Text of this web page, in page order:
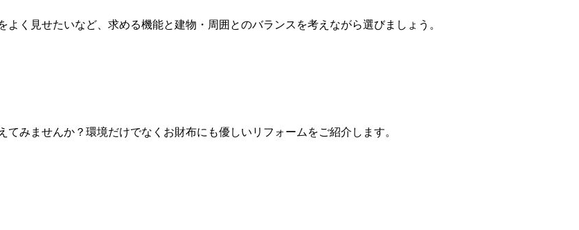
く見せたいなど、求める機能と建物・周囲とのバランスを考えながら選びましょう。
みませんか？環境だけでなくお財布にも優しいリフォームをご紹介します。